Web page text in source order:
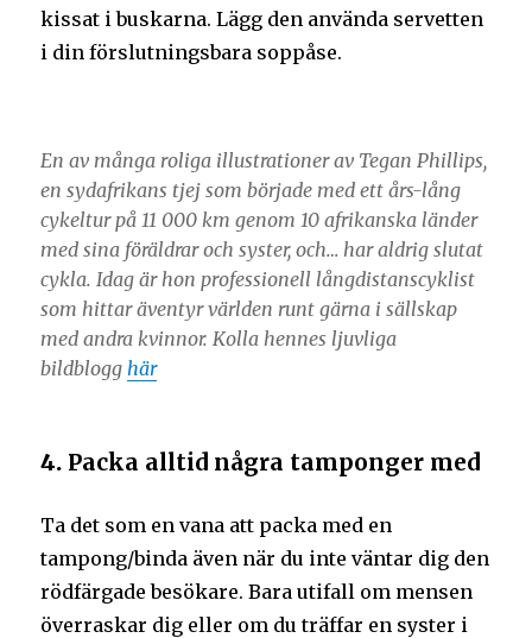
kissat i buskarna. Lägg den använda servetten
i din förslutningsbara soppåse.
En av många roliga illustrationer av Tegan Phillips,
en sydafrikans tjej som började med ett års-lång
cykeltur på 11 000 km genom 10 afrikanska länder
med sina föräldrar och syster, och… har aldrig slutat
cykla. Idag är hon professionell långdistanscyklist
som hittar äventyr världen runt gärna i sällskap
med andra kvinnor. Kolla hennes ljuvliga
bildblogg här
4. Packa alltid några tamponger med
Ta det som en vana att packa med en
tampong/binda även när du inte väntar dig den
rödfärgade besökare. Bara utifall om mensen
överraskar dig eller om du träffar en syster i